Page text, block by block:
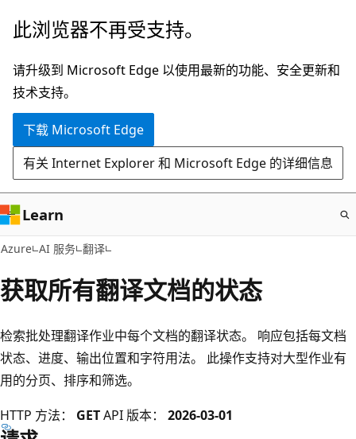
跳
主
要
内
此浏览器不再受支持。
请升级到 Microsoft Edge 以使用最新的功能、安全更新和
技术支持。
下载 Microsoft Edge
有关 Internet Explorer 和 Microsoft Edge 的详细信息
Learn
Azure AI 服务 翻译
获取所有翻译文档的状态
检索批处理翻译作业中每个文档的翻译状态。 响应包括每文档
状态、进度、输出位置和字符用法。 此操作支持对大型作业有
用的分页、排序和筛选。
HTTP 方法： GETAPI 版本： 2026-03-01